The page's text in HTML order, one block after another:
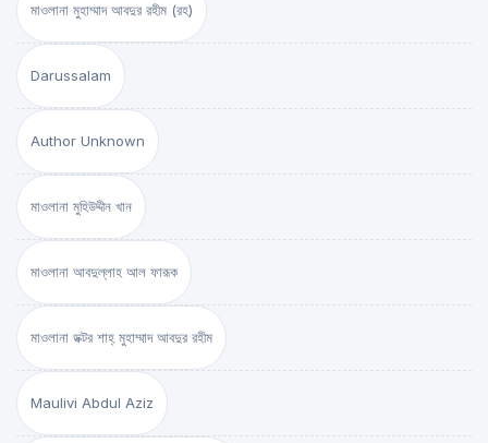
মাওলানা মুহাম্মাদ আবদুর রহীম (রহ)
Darussalam
Author Unknown
মাওলানা মুহিউদ্দীন খান
মাওলানা আবদুল্লাহ আল ফারূক
মাওলানা ডক্টর শাহ্‌ মুহাম্মাদ আবদুর রহীম
Maulivi Abdul Aziz